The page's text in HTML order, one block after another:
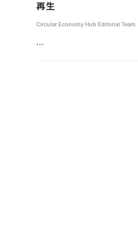
再生
Circular Economy Hub Editorial Team
...